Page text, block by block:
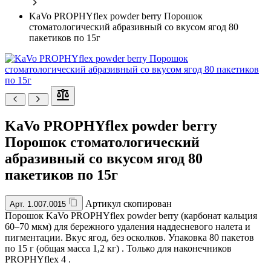
KaVo PROPHYflex powder berry Порошок
стоматологический абразивный со вкусом ягод 80
пакетиков по 15г
KaVo PROPHYflex powder berry
Порошок стоматологический
абразивный со вкусом ягод 80
пакетиков по 15г
Арт. 1.007.0015
Артикул скопирован
Порошок KaVo PROPHYflex powder berry (карбонат кальция
60–70 мкм) для бережного удаления наддесневого налета и
пигментации. Вкус ягод, без осколков. Упаковка 80 пакетов
по 15 г (общая масса 1,2 кг) . Только для наконечников
PROPHYflex 4 .